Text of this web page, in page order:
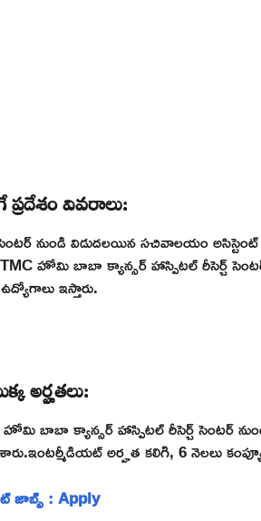
వివరాలు:
విడుదలయిన సచివాలయం అసిస్టెంట్
హోమి బాబా క్యాన్సర్ హాస్పిటల్ రీసెర్చ్
ఇస్తారు.
అర్హతలు:
బాబా క్యాన్సర్ హాస్పిటల్ రీసెర్చ్ సెంటర్
అర్హత కలిగి, 6 నెలలు
జాబ్స్ : Apply